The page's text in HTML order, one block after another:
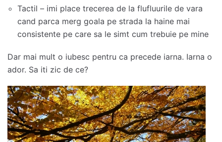
Tactil – imi place trecerea de la flufluurile de vara
cand parca merg goala pe strada la haine mai
consistente pe care sa le simt cum trebuie pe mine
Dar mai mult o iubesc pentru ca precede iarna. Iarna o
ador. Sa iti zic de ce?